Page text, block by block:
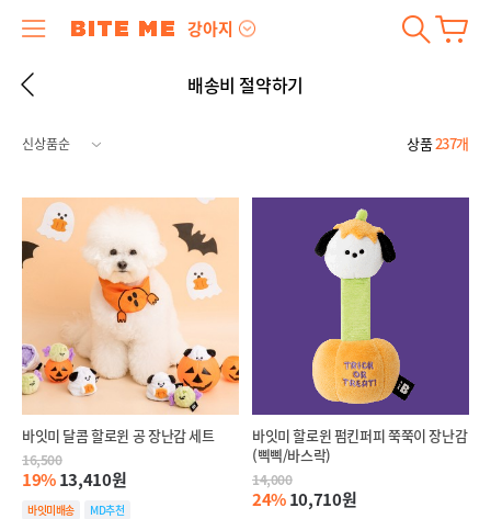
강아지
배송비 절약하기
상품237개
바잇미 달콤 할로윈 공 장난감 세트
16,500
19%13,410원
바잇미배송
MD추천
바잇미 할로윈 펌킨퍼피 쭉쭉이 장난감
(삑삑/바스락)
14,000
24%10,710원